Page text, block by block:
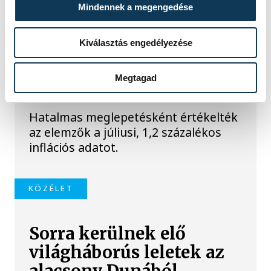
Mindennek a megengedése
Kiválasztás engedélyezése
Megtagad
TOVÁBBI CIKKEK
KÖZÉLET
Meglepték az elemzőket
a júliusi inflációs adatok
Hatalmas meglepetésként értékelték
az elemzők a júliusi, 1,2 százalékos
inflációs adatot.
KÖZÉLET
Sorra kerülnek elő
világháborús leletek az